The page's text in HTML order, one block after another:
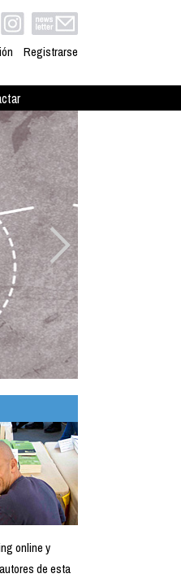
Registrarse
online y
de esta